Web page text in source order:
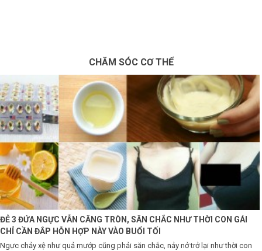
CHĂM SÓC CƠ THỂ
ĐẺ 3 ĐỨA NGỰC VẪN CĂNG TRÒN, SĂN CHẮC NHƯ THỜI CON GÁI
CHỈ CẦN ĐẮP HỖN HỢP NÀY VÀO BUỔI TỐI
Ngực chảy xệ như quả mướp cũng phải săn chắc, nảy nở trở lại như thời con